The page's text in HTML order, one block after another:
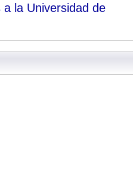
la Universidad de